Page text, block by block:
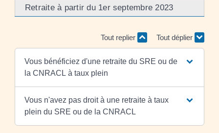
Retraite à partir du 1er septembre 2023
Tout replier Tout déplier
Vous bénéficiez d'une retraite du SRE ou de
la CNRACL à taux plein
Vous n'avez pas droit à une retraite à taux
plein du SRE ou de la CNRACL